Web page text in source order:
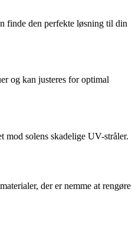
finde den perfekte løsning til din
og kan justeres for optimal
mod solens skadelige UV-stråler.
der er nemme at rengøre